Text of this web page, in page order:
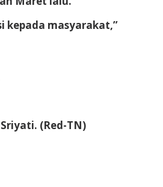
kepada masyarakat,”
. (Red-TN)